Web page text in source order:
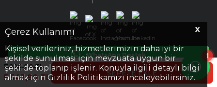
1
X
Çerez Kullanımı
Kişisel verileriniz, hizmetlerimizin daha iyi bir
şekilde sunulması için mevzuata uygun bir
şekilde toplanıp işlenir. Konuyla ilgili detaylı bilgi
almak için Gizlilik Politikamızı inceleyebilirsiniz.
7.920,00TL
5.543,90TL SEPETE EKLE
Facebook
X InstagramYoutube
WhatsApp Destek